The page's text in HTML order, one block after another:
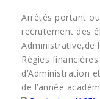
Arrêtés portant
recrutement des
Administrative,de
Régies
d’Administration
de l’année